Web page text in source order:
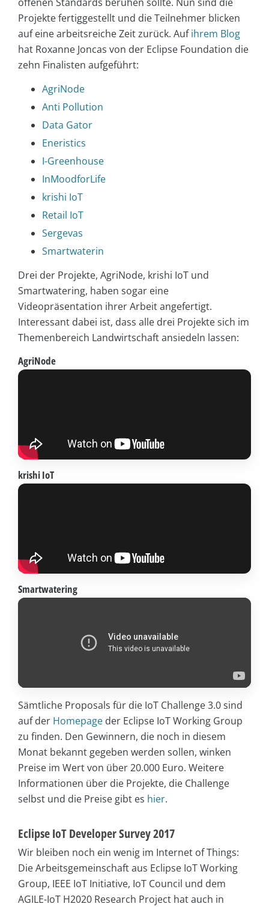
Projekte fertiggestellt und die Teilnehmer blicken
auf eine arbeitsreiche Zeit zurück. Aufihrem Blog
hat Roxanne Joncas von der Eclipse Foundation die
zehn Finalisten aufgeführt:
AgriNode
Anti Pollution
Data Gator
Eneristics
I-Greenhouse
InMoodforLife
krishi IoT
Retail IoT
Sergevas
Smartwaterin
Drei der Projekte, AgriNode, krishi IoT und
Smartwatering, haben sogar eine
Videopräsentation ihrer Arbeit angefertigt.
Interessant dabei ist, dass alle drei Projekte sich im
Themenbereich Landwirtschaft ansiedeln lassen:
AgriNode
krishi IoT
Smartwatering
Sämtliche Proposals für die IoT Challenge 3.0 sind
auf der Homepage der Eclipse IoT Working Group
zu finden. Den Gewinnern, die noch in diesem
Monat bekannt gegeben werden sollen, winken
Preise im Wert von über 20.000 Euro. Weitere
Informationen über die Projekte, die Challenge
selbst und die Preise gibt es hier.
Eclipse IoT Developer Survey 2017
Wir bleiben noch ein wenig im Internet of Things:
Die Arbeitsgemeinschaft aus Eclipse IoT Working
Group, IEEE IoT Initiative, IoT Council und dem
AGILE-IoT H2020 Research Project hat auch in